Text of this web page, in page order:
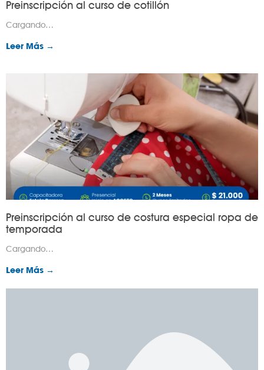
Preinscripción al curso de cotillón
Cargando…
Leer Más →
Preinscripción al curso de costura especial ropa de
temporada
Cargando…
Leer Más →